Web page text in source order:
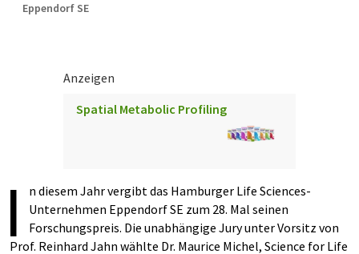
Eppendorf SE
Anzeigen
Spatial Metabolic Profiling
I
n diesem Jahr vergibt das Hamburger Life Sciences-
Unternehmen Eppendorf SE zum 28. Mal seinen
Forschungspreis. Die unabhängige Jury unter Vorsitz von
Prof. Reinhard Jahn wählte Dr. Maurice Michel, Science for Life